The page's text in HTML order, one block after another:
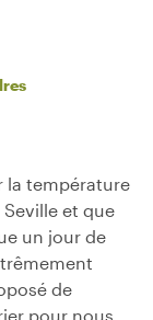
la température
et que
un jour de
de
pour nous